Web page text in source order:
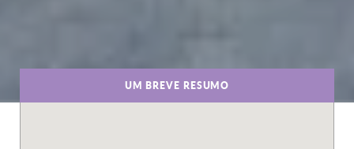
UM BREVE RESUMO